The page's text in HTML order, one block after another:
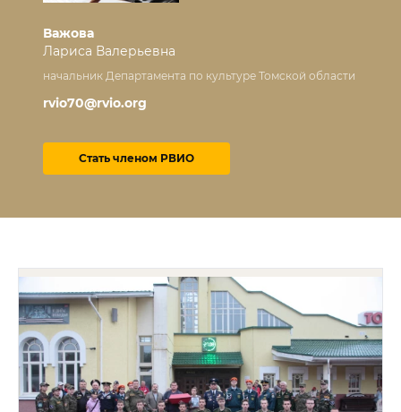
Важова
Лариса Валерьевна
начальник Департамента по культуре Томской области
rvio70@rvio.org
Стать членом РВИО